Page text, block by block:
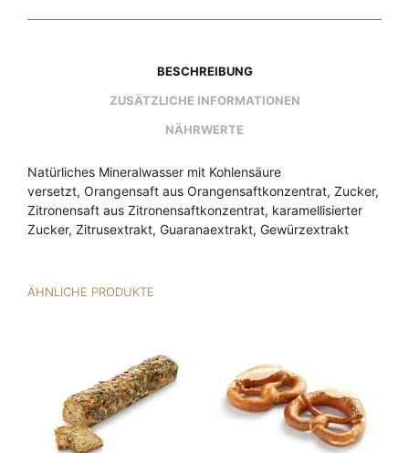
BESCHREIBUNG
ZUSÄTZLICHE INFORMATIONEN
NÄHRWERTE
Natürliches Mineralwasser mit Kohlensäure
versetzt, Orangensaft aus Orangensaftkonzentrat, Zucker,
Zitronensaft aus Zitronensaftkonzentrat, karamellisierter
Zucker, Zitrusextrakt, Guaranaextrakt, Gewürzextrakt
ÄHNLICHE PRODUKTE